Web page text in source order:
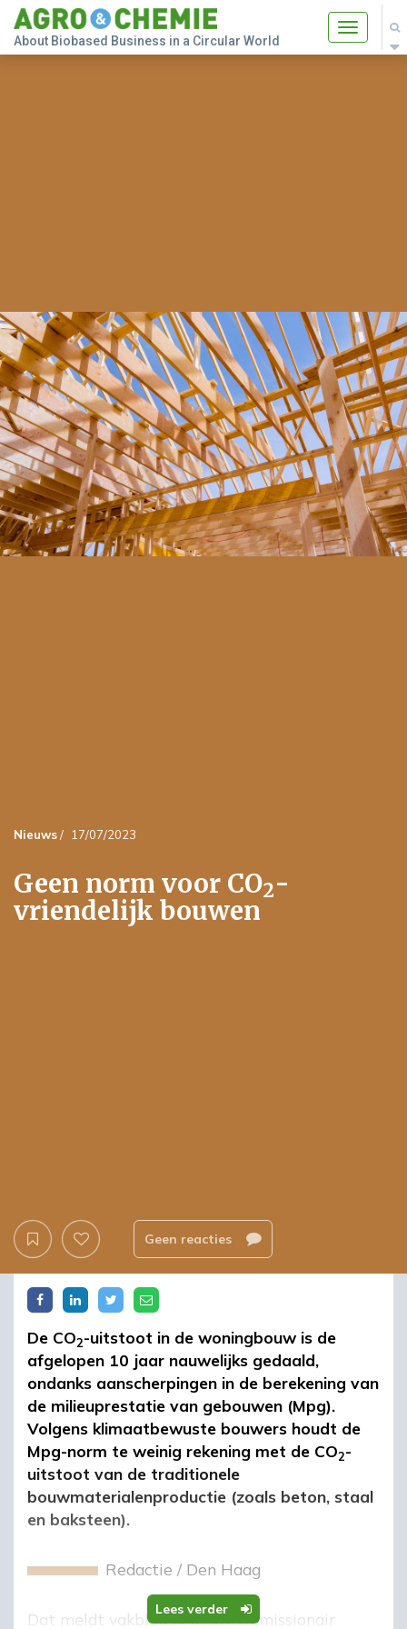
Toggle
About Biobased Business in a Circular World
Nieuws/ 17/07/2023
Geen norm voor CO2-
vriendelijk bouwen
Geen reacties
Lees verder
De CO2-uitstoot in de woningbouw is de
afgelopen 10 jaar nauwelijks gedaald,
ondanks aanscherpingen in de berekening van
de milieuprestatie van gebouwen (Mpg).
Volgens klimaatbewuste bouwers houdt de
Mpg-norm te weinig rekening met de CO2-
uitstoot van de traditionele
bouwmaterialenproductie (zoals beton, staal
en baksteen).
Redactie / Den Haag
Dat meldt vakblad Cobouw. Demissionair